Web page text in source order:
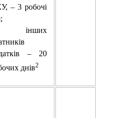
– 3 робочі
інших
– 20
днів2